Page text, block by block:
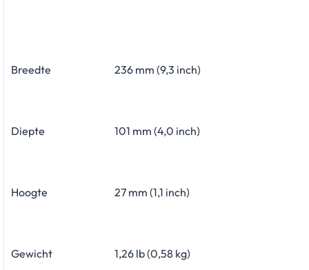
Breedte 236 mm (9,3 inch)
Diepte 101 mm (4,0 inch)
Hoogte 27 mm (1,1 inch)
Gewicht 1,26 lb (0,58 kg)